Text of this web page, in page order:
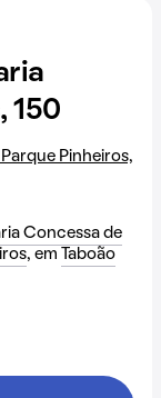
150
Pinheiros,
Concessa de
, em
Taboão